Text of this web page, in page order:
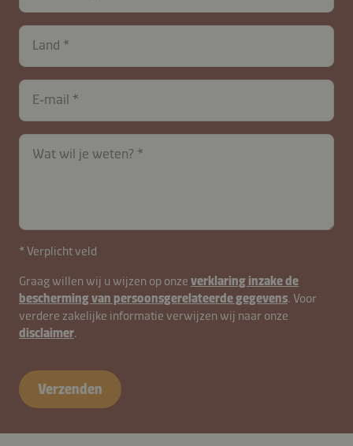
Land
E‑mail
Wat wil je weten?
* Verplicht veld
Graag willen wij u wijzen op onze verklaring inzake de
bescherming van persoonsgerelateerde gegevens. Voor
verdere zakelijke informatie verwijzen wij naar onze
disclaimer.
Verzenden